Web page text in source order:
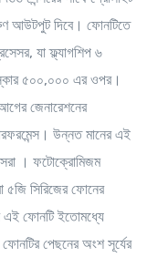
আউটপুট দিবে। ফোনটিতে
যা ফ্ল্যাগশিপ ৬
৫০০,০০০ এর ওপর।
জেনারেশনের
উন্নত মানের এই
। ফটোক্রোমিজম
৫জি সিরিজের ফোনের
এই ফোনটি ইতোমধ্যে
পেছনের অংশ সূর্যের